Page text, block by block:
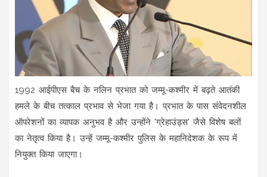
1992 आईपीएस बैच के नलिन प्रभात को जम्मू-कश्मीर में बढ़ते आतंकी
हमले के बीच तत्काल प्रभाव से भेजा गया है। प्रभात के पास संवेदनशील
ऑपरेशनों का व्यापक अनुभव है और उन्होंने 'ग्रेहाउंड्स' जैसे विशेष बलों
का नेतृत्व किया है। उन्हें जम्मू-कश्मीर पुलिस के महानिदेशक के रूप में
नियुक्त किया जाएगा।